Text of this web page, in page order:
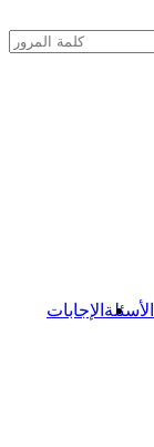
الأسئلة الإجابات